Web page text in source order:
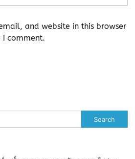
and website in this browser
comment.
Search